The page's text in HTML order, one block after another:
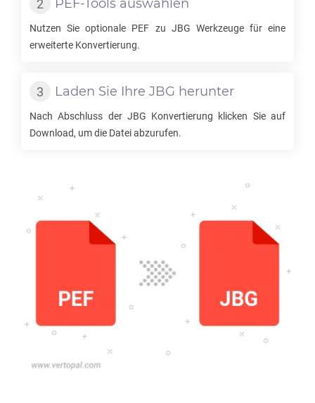
PEF-Tools auswählen
Nutzen Sie optionale PEF zu JBG Werkzeuge für eine
erweiterte Konvertierung.
Laden Sie Ihre JBG herunter
Nach Abschluss der JBG Konvertierung klicken Sie auf
Download, um die Datei abzurufen.